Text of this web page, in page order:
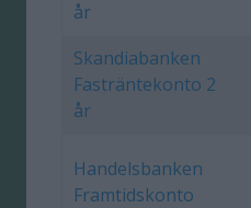
år
Skandiabanken
Fasträntekonto 2
år
Handelsbanken
Framtidskonto